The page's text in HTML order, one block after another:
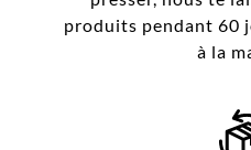
produits pendant 60
à la